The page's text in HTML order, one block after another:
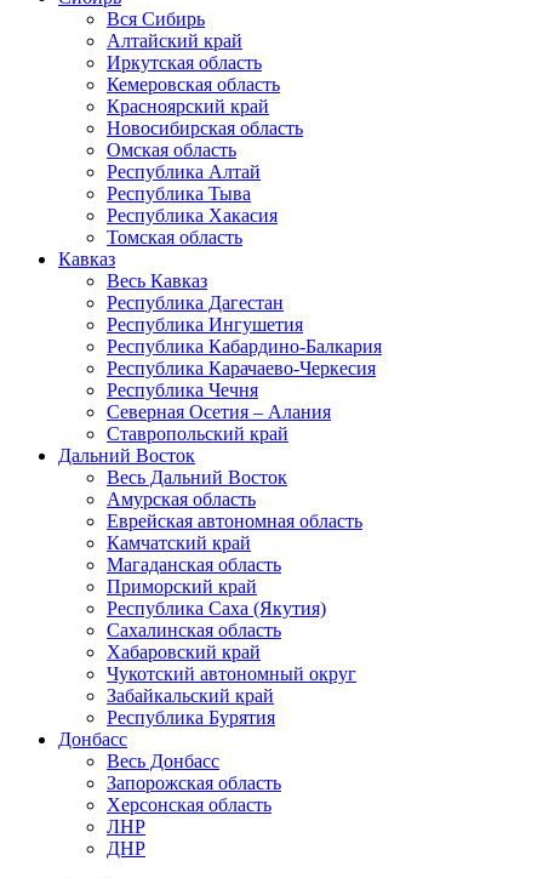
Вся Сибирь
Алтайский край
Иркутская область
Кемеровская область
Красноярский край
Новосибирская область
Омская область
Республика Алтай
Республика Тыва
Республика Хакасия
Томская область
Кавказ
Весь Кавказ
Республика Дагестан
Республика Ингушетия
Республика Кабардино-Балкария
Республика Карачаево-Черкесия
Республика Чечня
Северная Осетия – Алания
Ставропольский край
Дальний Восток
Весь Дальний Восток
Амурская область
Еврейская автономная область
Камчатский край
Магаданская область
Приморский край
Республика Саха (Якутия)
Сахалинская область
Хабаровский край
Чукотский автономный округ
Забайкальский край
Республика Бурятия
Донбасс
Весь Донбасс
Запорожская область
Херсонская область
ЛНР
ДНР